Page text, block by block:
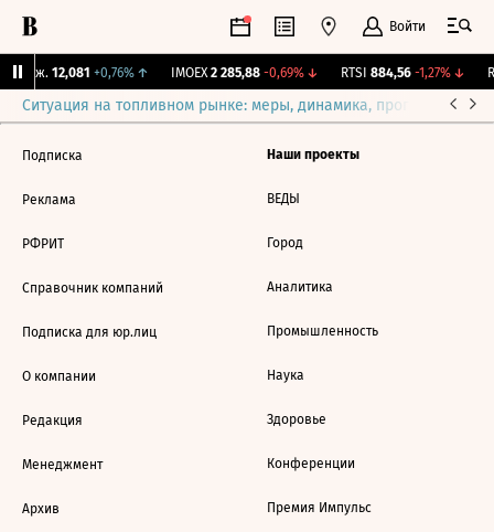
Войти
Бирж. 12,081 +0,76%↑ IMOEX 2 285,88 -0,69%↓ RTSI 884,56 -1,27%↓
Ситуация на топливном рынке: меры, динамика, прогнозы
Подписка
Реклама
РФРИТ
Справочник компаний
Подписка для юр.лиц
О компании
Редакция
Менеджмент
Архив
Наши проекты
ВЕДЫ
Город
Аналитика
Промышленность
Наука
Здоровье
Конференции
Премия Импульс